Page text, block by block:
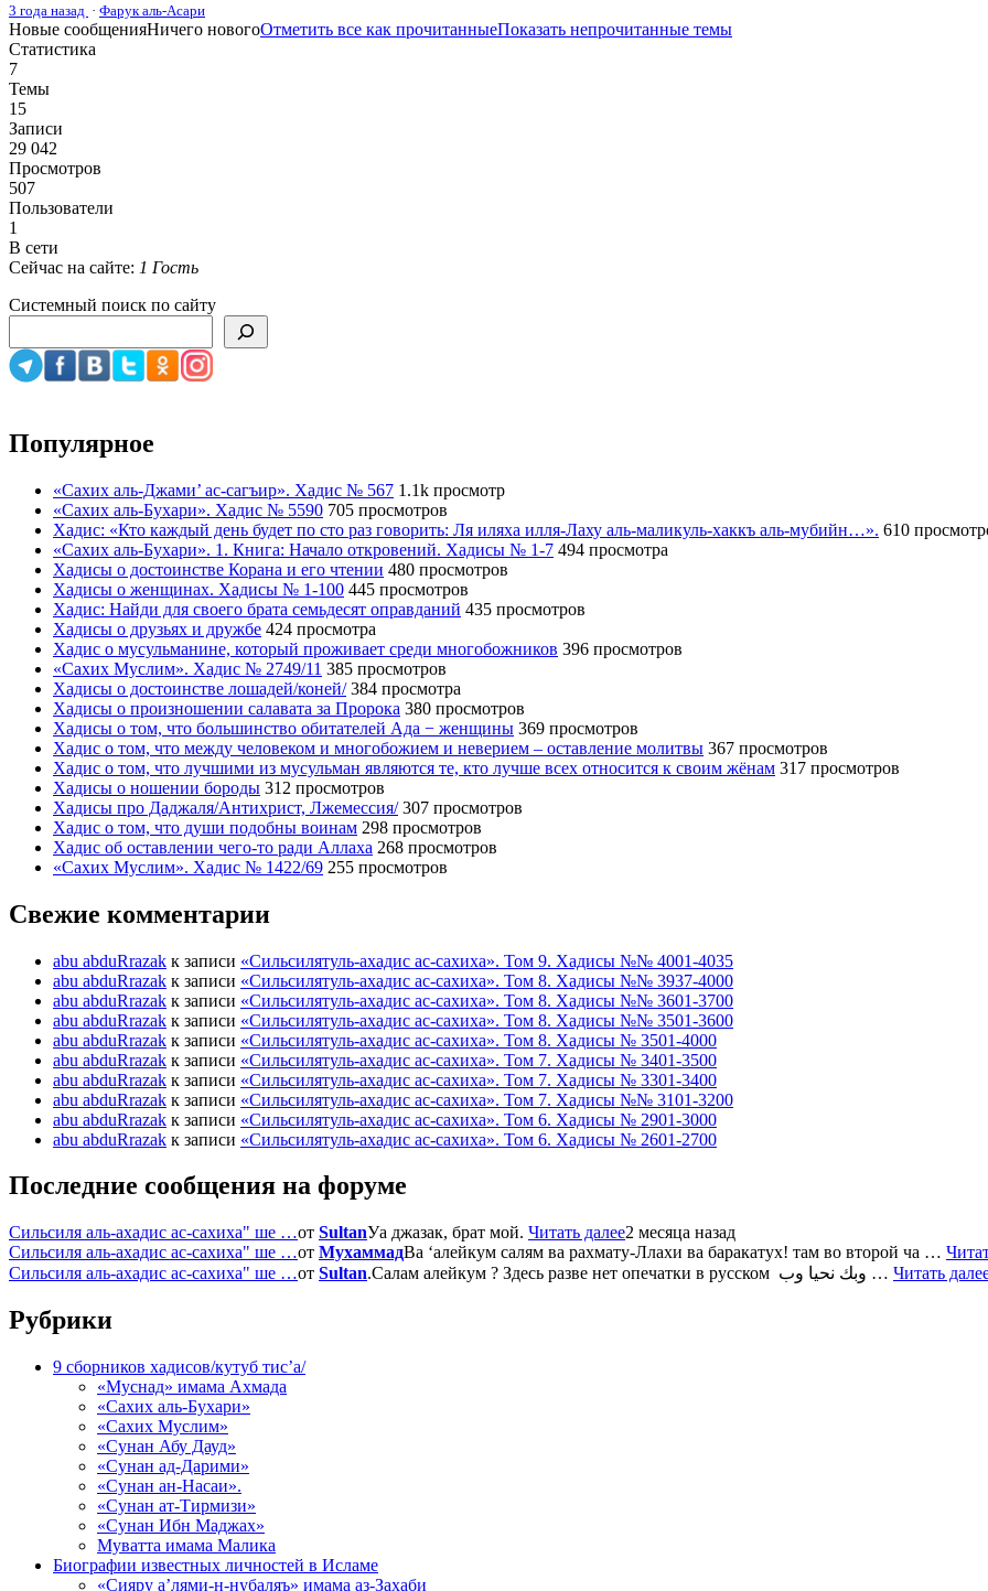
3 года назад · Фарук аль-Асари
Новые сообщенияНичего новогоОтметить все как прочитанныеПоказать непрочитанные темы
Статистика
7
Темы
15
Записи
29 042
Просмотров
507
Пользователи
1
В сети
Сейчас на сайте: 1 Гость
Системный поиск по сайту
Популярное
«Сахих аль-Джами’ ас-сагъир». Хадис № 567 1.1k просмотр
«Сахих аль-Бухари». Хадис № 5590 705 просмотров
Хадис: «Кто каждый день будет по сто раз говорить: Ля иляха илля-Лаху аль-маликуль-хаккъ аль-мубийн…». 610
«Сахих аль-Бухари». 1. Книга: Начало откровений. Хадисы № 1-7 494 просмотра
Хадисы о достоинстве Корана и его чтении 480 просмотров
Хадисы о женщинах. Хадисы № 1-100 445 просмотров
Хадис: Найди для своего брата семьдесят оправданий 435 просмотров
Хадисы о друзьях и дружбе 424 просмотра
Хадис о мусульманине, который проживает среди многобожников 396 просмотров
«Сахих Муслим». Хадис № 2749/11 385 просмотров
Хадисы о достоинстве лошадей/коней/ 384 просмотра
Хадисы о произношении салавата за Пророка 380 просмотров
Хадисы о том, что большинство обитателей Ада − женщины 369 просмотров
Хадис о том, что между человеком и многобожием и неверием – оставление молитвы 367 просмотров
Хадис о том, что лучшими из мусульман являются те, кто лучше всех относится к своим жёнам 317 просмотров
Хадисы о ношении бороды 312 просмотров
Хадисы про Даджаля/Антихрист, Лжемессия/ 307 просмотров
Хадис о том, что души подобны воинам 298 просмотров
Хадис об оставлении чего-то ради Аллаха 268 просмотров
«Сахих Муслим». Хадис № 1422/69 255 просмотров
Свежие комментарии
abu abduRrazak к записи «Сильсилятуль-ахадис ас-сахиха». Том 9. Хадисы №№ 4001-4035
abu abduRrazak к записи «Сильсилятуль-ахадис ас-сахиха». Том 8. Хадисы №№ 3937-4000
abu abduRrazak к записи «Сильсилятуль-ахадис ас-сахиха». Том 8. Хадисы №№ 3601-3700
abu abduRrazak к записи «Сильсилятуль-ахадис ас-сахиха». Том 8. Хадисы №№ 3501-3600
abu abduRrazak к записи «Сильсилятуль-ахадис ас-сахиха». Том 8. Хадисы № 3501-4000
abu abduRrazak к записи «Сильсилятуль-ахадис ас-сахиха». Том 7. Хадисы № 3401-3500
abu abduRrazak к записи «Сильсилятуль-ахадис ас-сахиха». Том 7. Хадисы № 3301-3400
abu abduRrazak к записи «Сильсилятуль-ахадис ас-сахиха». Том 7. Хадисы №№ 3101-3200
abu abduRrazak к записи «Сильсилятуль-ахадис ас-сахиха». Том 6. Хадисы № 2901-3000
abu abduRrazak к записи «Сильсилятуль-ахадис ас-сахиха». Том 6. Хадисы № 2601-2700
Последние сообщения на форуме
Сильсиля аль-ахадис ас-сахиха" ше …от SultanУа джазак, брат мой. Читать далее2 месяца назад
Сильсиля аль-ахадис ас-сахиха" ше …от МухаммадВа ‘алейкум салям ва рахмату-Ллахи ва баракатух! там во второй ча …
Сильсиля аль-ахадис ас-сахиха" ше …от Sultan .Салам алейкум ? Здесь разве нет опечатки в русском وبك نحيا وب … Читать
Рубрики
9 сборников хадисов/кутуб тис’а/
«Муснад» имама Ахмада
«Сахих аль-Бухари»
«Сахих Муслим»
«Сунан Абу Дауд»
«Сунан ад-Дарими»
«Сунан ан-Насаи».
«Сунан ат-Тирмизи»
«Сунан Ибн Маджах»
Муватта имама Малика
Биографии известных личностей в Исламе
«Сияру а’лями-н-нубаляъ» имама аз-Захаби